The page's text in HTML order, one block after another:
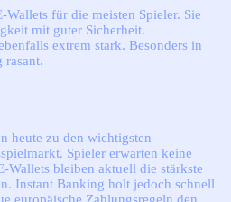
für die meisten Spieler. Sie
mit guter Sicherheit.
extrem stark. Besonders in
rasant.
heute zu den wichtigsten
Spieler erwarten keine
Wallets bleiben aktuell die stärkste
Instant Banking holt jedoch schnell